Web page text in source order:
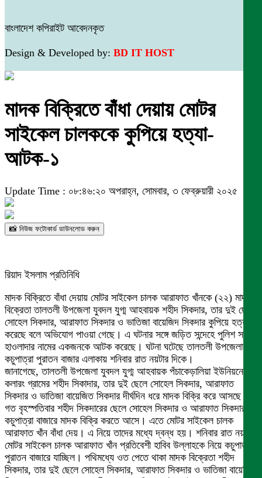
বাংলাদেশ কপিরাইট আবেদনকৃত
Design & Developed by: BD IT HOST
মাদক বিক্রিতে বাঁধা দেয়ায় মোটর
সাইকেল চালককে কুপিয়ে হত্যা-
আটক-১
Update Time : ০৮:৪৬:২০ অপরাহ্ন, সোমবার, ৩ ফেব্রুয়ারী ২০২৫
📸 নিউজ ফটোকার্ড ডাউনলোড করুন
রিয়াদ ইসলাম প্রতিনিধি
মাদক বিক্রিতে বাঁধা দেয়ায় মোটর সাইকেল চালক আরাফাত খাঁনকে (২২) মাদক
বিক্রেতা তালতলী উপজেলা যুবদল যুগ্ম আহবায়ক শহীদ সিকদার, তার দুই ছেলে
সোহেল সিকদার, আরাফাত সিকদার ও ভাতিজা বায়েজিদ সিকদার কুপিয়ে হত্যা
করেছে বলে অভিযোগ পাওয়া গেছে। এ ঘটনার সঙ্গে জড়িত সন্দেহে পুলিশ সাগর
হাওলাদার নামের একজনকে আটক করেছে। ঘটনা ঘটেছে তালতলী উপজেলার
কচুপাত্রা পুরাতন বাজার এলাকায় শনিবার রাত নয়টার দিকে।
জানাগেছে, তালতলী উপজেলা যুবদল যুগ্ম আহবায়ক পঁচাকেড়ালিয়া ইউনিয়নের
কলারং গ্রামের শহীদ সিকাদার, তার দুই ছেলে সোহেল সিকদার, আরাফাত
সিকদার ও ভাতিজা বায়েজিত সিকদার দীর্ঘদিন ধরে মাদক বিক্রি করে আসছে।
গত বৃহস্পতিবার শহীদ সিকদারের ছেলে সোহেল সিকদার ও আরাফাত সিকদার
কচুপাত্রা বাজারে মাদক বিক্রি করতে আসে। এতে মোটর সাইকেল চালক
আরাফাত খাঁন বাঁধা দেয়। এ নিয়ে তাদের মধ্যে দ্বন্ধ হয়। শনিবার রাত নয়টার
মোটর সাইকেল চালক আরাফাত খাঁন প্রতিবেশী হাবিব উল্লাহকে নিয়ে কচুপাত্রা
পুরাতন বাজারে যাচ্ছিল। পথিমধ্যে ওত পেতে থাকা মাদক বিক্রেতা শহীদ
সিকদার, তার দুই ছেলে সোহেল সিকদার, আরাফাত সিকদার ও ভাতিজা বায়েজিদ